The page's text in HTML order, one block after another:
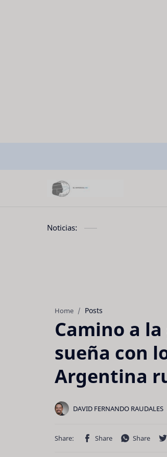
Noticias:
Home Posts
Camino a
sueña con
Argentina